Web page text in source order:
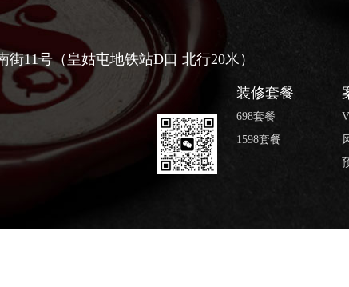
11号（皇姑屯地铁站D口 北行20米）
装修套餐
698套餐
1598套餐